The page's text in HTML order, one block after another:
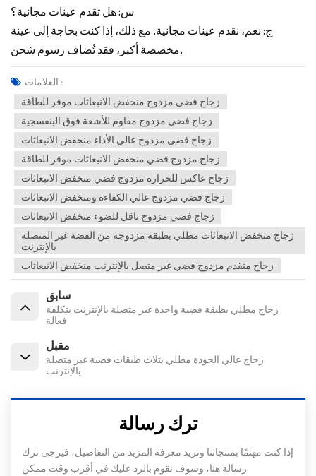
س: هل تقدم عينات مجانية؟
ج: نعم، نقدم عينات مجانية. مع ذلك، إذا كنت بحاجة إلى عينة
مخصصة أكبر، فقد تُضاف رسوم شحن.
العلامات :
زجاج فضي مزدوج منخفض الانبعاثات موفر للطاقة
زجاج فضي مزدوج مقاوم للأشعة فوق البنفسجية
زجاج فضي مزدوج عالي الأداء منخفض الانبعاثات
زجاج مزدوج فضي منخفض الانبعاثات موفر للطاقة
زجاج عاكس للحرارة مزدوج فضي منخفض الانبعاثات
زجاج فضي مزدوج عالي الكفاءة ومنخفض الانبعاثات
زجاج فضي مزدوج ناقل للضوء منخفض الانبعاثات
زجاج منخفض الانبعاثات مطلي بطبقة مزدوجة من الفضة غير المتصلة
بالإنترنت
زجاج متقدم مزدوج فضي غير متصل بالإنترنت منخفض الانبعاثات
سابق
زجاج مطلي بطبقة فضية واحدة غير متصلة بالإنترنت بتكلفة
فعالة
مقبل
زجاج عالي الجودة مطلي بثلاث طبقات فضية غير متصلة
بالإنترنت
ترك رسالة
إذا كنت مهتمًا بمنتجاتنا وتريد معرفة المزيد من التفاصيل، فيرجى ترك
رسالة هنا، وسوف نقوم بالرد عليك في أقرب وقت ممكن.